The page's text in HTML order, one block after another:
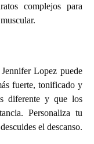
complejos para
Lopez puede
fuerte, tonificado y
diferente y que los
Personaliza tu
el descanso.